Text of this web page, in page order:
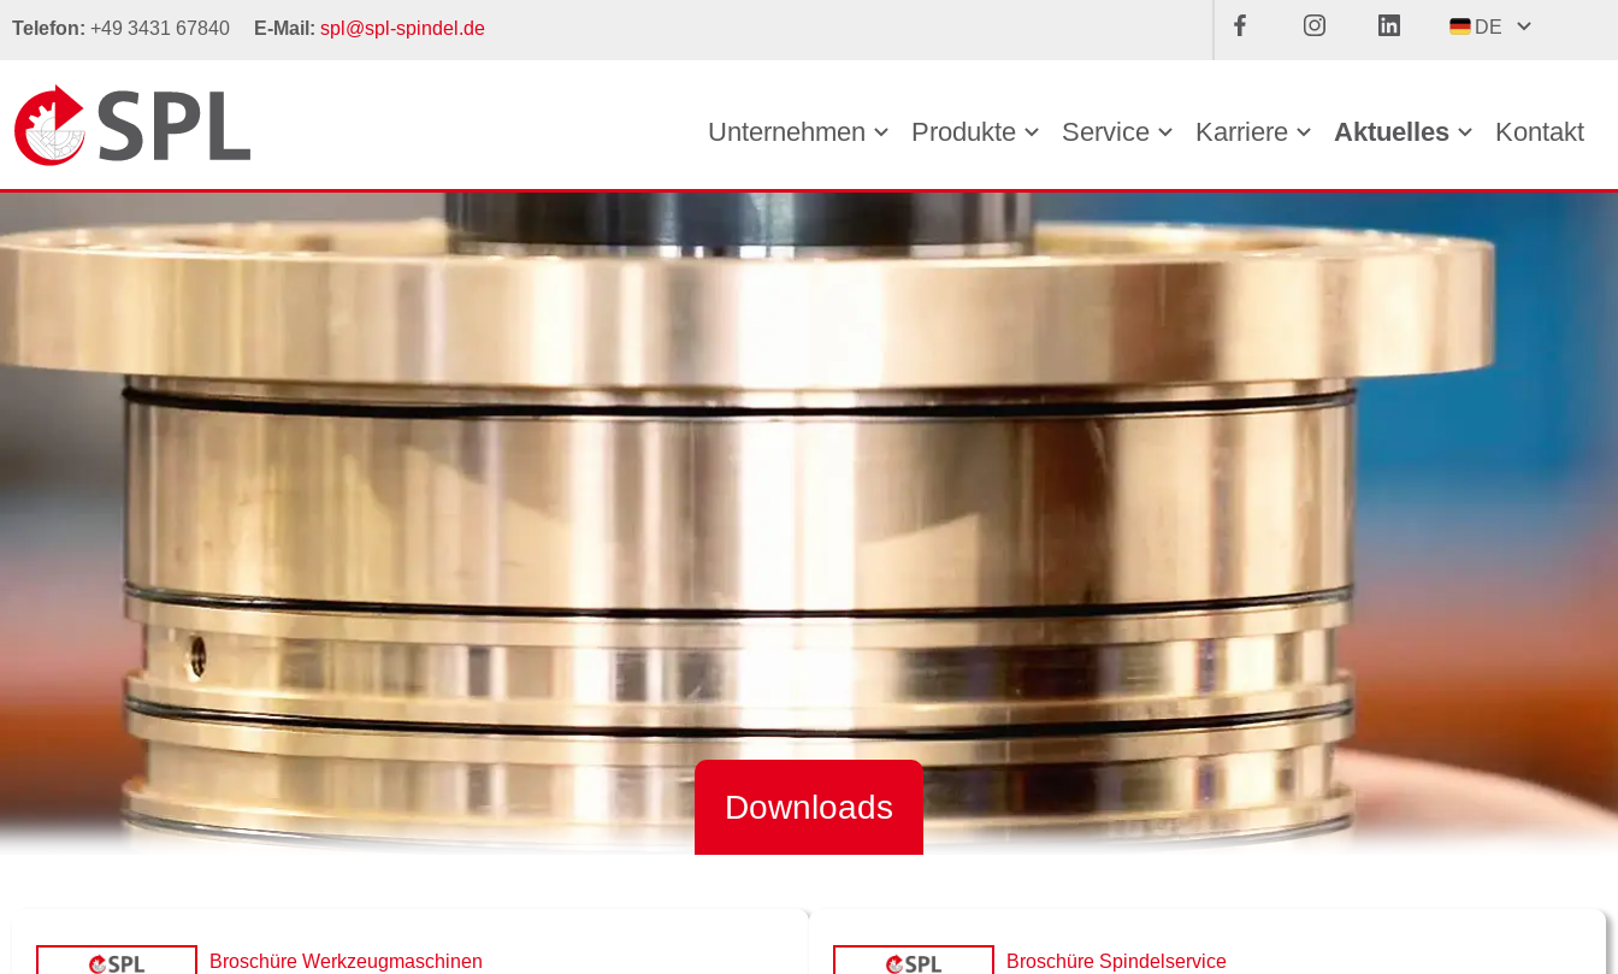
Telefon: +49 3431 67840 E-Mail: spl@spl-spindel.de DE
Unternehmen Produkte Service Karriere Aktuelles Kontakt
Downloads
Broschüre Werkzeugmaschinen Broschüre Spindelservice